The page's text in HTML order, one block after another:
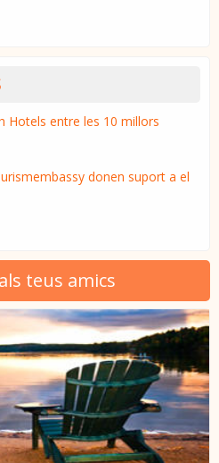
Hotels entre les 10 millors
donen suport a el
teus amics